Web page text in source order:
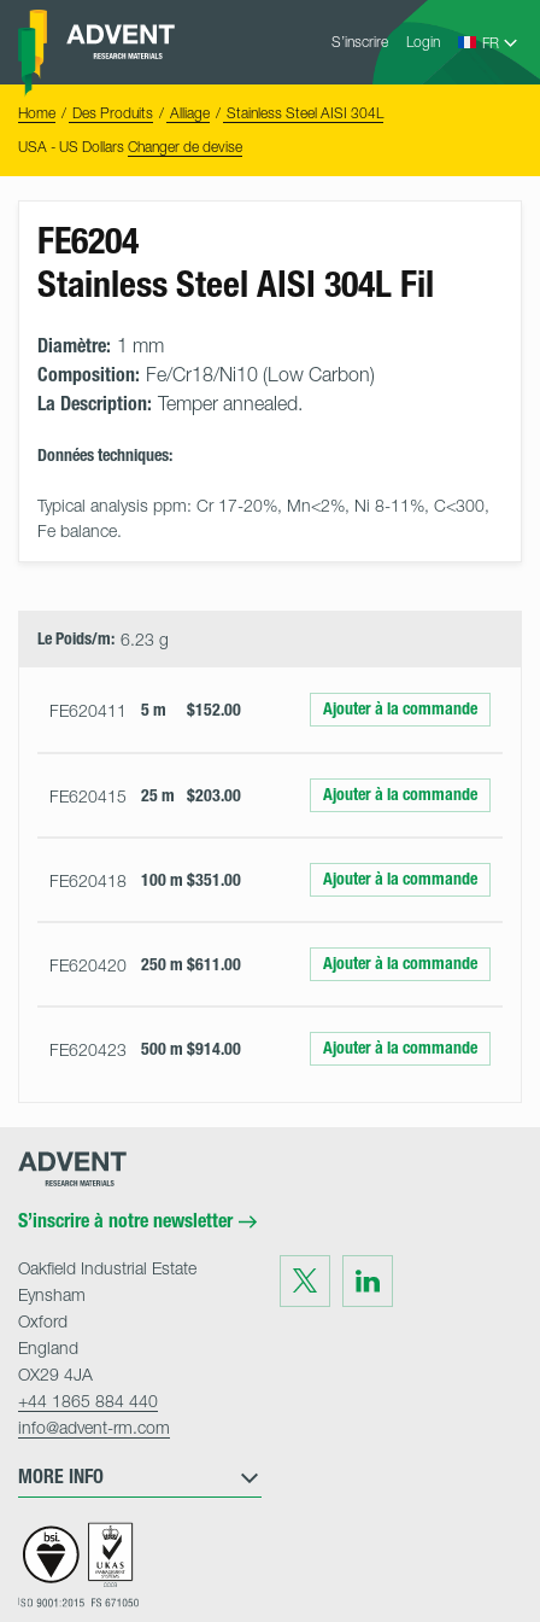
Skip
content
S’inscrire Login
Advent
Home Des Produits Alliage
Stainless Steel AISI 304L
USA - US Dollars Changer de devise
FE6204
Stainless Steel AISI 304L Fil
Diamètre: 1 mm
Composition: Fe/Cr18/Ni10 (Low Carbon)
La Description: Temper annealed.
Données techniques:
Typical analysis ppm: Cr 17-20%, Mn<2%, Ni 8-11%, C<300,
Fe balance.
Le Poids/m: 6.23 g
FE620411 5 m $152.00 Ajouter à la commande
FE620415 25 m $203.00 Ajouter à la commande
FE620418 100 m $351.00 Ajouter à la commande
FE620420 250 m $611.00 Ajouter à la commande
FE620423 500 m $914.00 Ajouter à la commande
Advent
S’inscrire à notre newsletter
Visit
us
on
Twitter
Visit
on
LinkedIn
MORE INFO
Oakfield Industrial Estate
Eynsham
Oxford
England
OX29 4JA
+44 1865 884 440
info@advent-rm.com